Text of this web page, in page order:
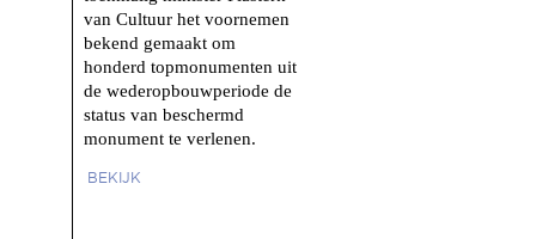
van Cultuur het voornemen
bekend gemaakt om
honderd topmonumenten uit
de wederopbouwperiode de
status van beschermd
monument te verlenen.
BEKIJK